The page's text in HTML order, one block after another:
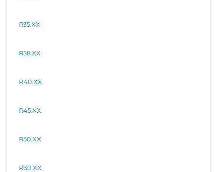
R35.XX
R38.XX
R40.XX
R45.XX
R50.XX
R60.XX